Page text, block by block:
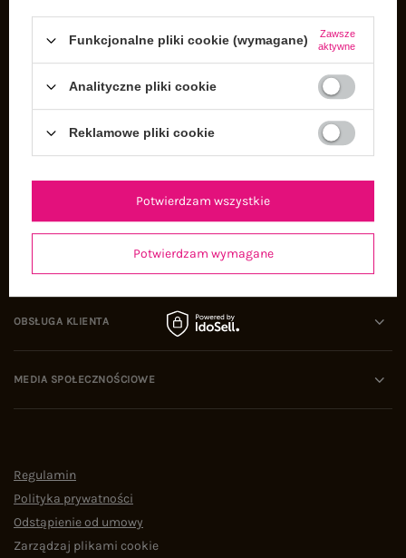
Listy zakupowe
Lista zakupionych produktów
Historia transakcji
OBSŁUGA KLIENTA
MEDIA SPOŁECZNOŚCIOWE
Regulamin
Polityka prywatności
Odstąpienie od umowy
Zarządzaj plikami cookie
Funkcjonalne pliki cookie (wymagane)
Zawsze
aktywne
Analityczne pliki cookie
Reklamowe pliki cookie
Potwierdzam wymagane
Potwierdzam wszystkie